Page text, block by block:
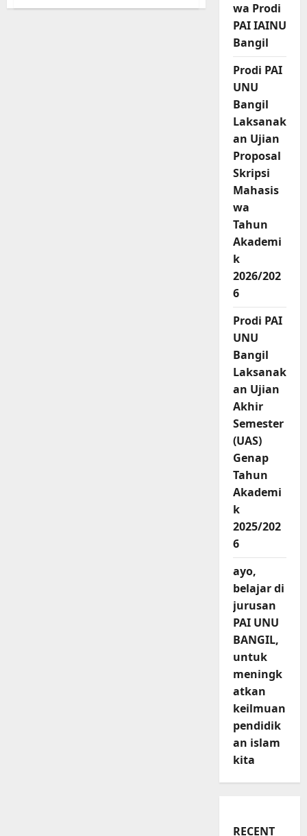
Prodi
wa Prodi
PAI IAINU
Bangil
Prodi PAI
UNU
Bangil
Laksanak
an Ujian
Proposal
Skripsi
Mahasis
wa
Tahun
Akademi
k
2026/202
6
Prodi PAI
UNU
Bangil
Laksanak
an Ujian
Akhir
Semester
(UAS)
Genap
Tahun
Akademi
k
2025/202
6
ayo,
belajar di
jurusan
PAI UNU
BANGIL,
untuk
meningk
atkan
keilmuan
pendidik
an islam
kita
RECENT